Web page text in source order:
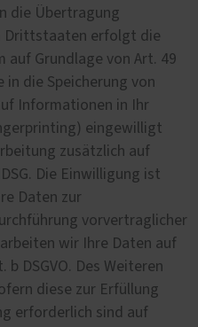
die Übertragung
Drittstaaten erfolgt die
auf Grundlage von Art. 49
in die Speicherung von
Informationen in Ihr
eingewilligt
zusätzlich auf
Die Einwilligung ist
Daten zur
vorvertraglicher
wir Ihre Daten auf
b DSGVO. Des Weiteren
diese zur Erfüllung
erforderlich sind auf